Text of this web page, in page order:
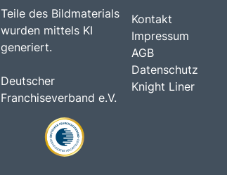
Teile des Bildmaterials
wurden mittels KI
generiert.
Deutscher
Franchiseverband e.V.
Kontakt
Impressum
AGB
Datenschutz
Knight Liner